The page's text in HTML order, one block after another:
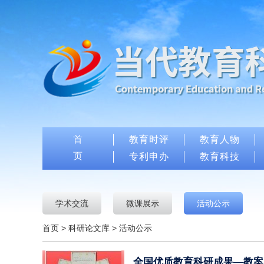
首
页
教育时评
教育人物
专利申办
教育科技
学术交流 微课展示 活动公示
首页 > 科研论文库 > 活动公示